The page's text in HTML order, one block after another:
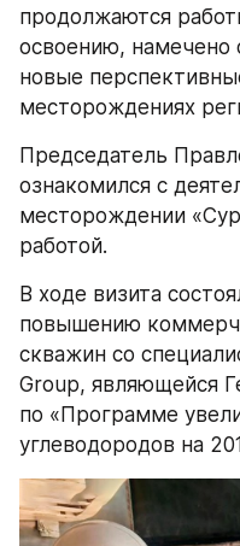
продолжаются
освоению, намечено
новые
месторождениях
Председатель
ознакомился с
месторождении
работой.
В ходе визита
повышению
скважин со
Group, являющейся
по «Программе
углеводородов на